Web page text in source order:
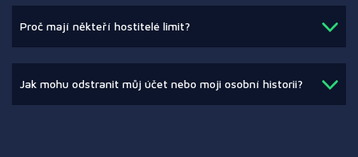
Proč mají někteří hostitelé limit?
Jak mohu odstranit můj účet nebo moji osobní historii?